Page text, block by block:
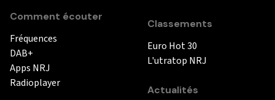
Comment écouter
Fréquences
DAB+
Apps NRJ
Radioplayer
Classements
Euro Hot 30
L'utratop NRJ
Actualités